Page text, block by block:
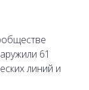
61
линий и